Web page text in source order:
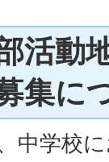
活動
集に
中学校